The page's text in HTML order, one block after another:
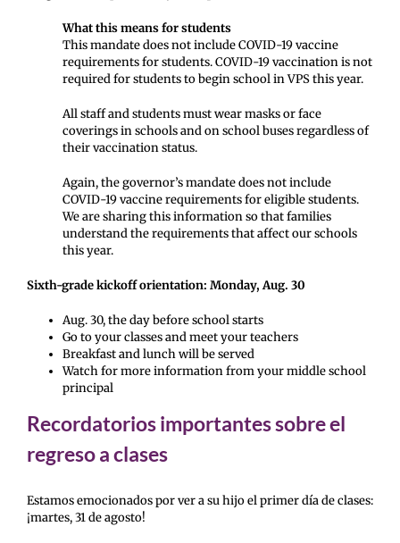
What this means for students
This mandate does not include COVID-19 vaccine
requirements for students. COVID-19 vaccination is not
required for students to begin school in VPS this year.
All staff and students must wear masks or face
coverings in schools and on school buses regardless of
their vaccination status.
Again, the governor’s mandate does not include
COVID-19 vaccine requirements for eligible students.
We are sharing this information so that families
understand the requirements that affect our schools
this year.
Sixth-grade kickoff orientation: Monday, Aug. 30
Aug. 30, the day before school starts
Go to your classes and meet your teachers
Breakfast and lunch will be served
Watch for more information from your middle school
principal
Recordatorios importantes sobre el
regreso a clases
Estamos emocionados por ver a su hijo el primer día de clases:
¡martes, 31 de agosto!